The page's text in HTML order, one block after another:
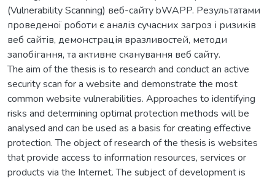
(Vulnerability Scanning) веб-сайту bWAPP. Результатами
проведеної роботи є аналіз сучасних загроз і ризиків
веб сайтів, демонстрація вразливостей, методи
запобігання, та активне сканування веб сайту.
The aim of the thesis is to research and conduct an active
security scan for a website and demonstrate the most
common website vulnerabilities. Approaches to identifying
risks and determining optimal protection methods will be
analysed and can be used as a basis for creating effective
protection. The object of research of the thesis is websites
that provide access to information resources, services or
products via the Internet. The subject of development is